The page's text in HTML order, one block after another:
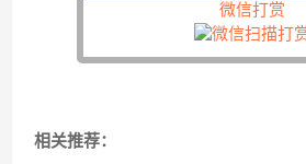
微信打赏
相关推荐：